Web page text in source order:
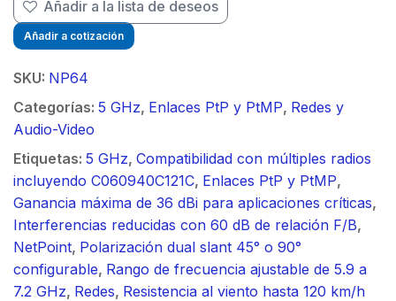
Añadir a la lista de deseos
Añadir a cotización
SKU: NP64
Categorías: 5 GHz, Enlaces PtP y PtMP, Redes y
Audio-Video
Etiquetas: 5 GHz, Compatibilidad con múltiples radios
incluyendo C060940C121C, Enlaces PtP y PtMP,
Ganancia máxima de 36 dBi para aplicaciones críticas,
Interferencias reducidas con 60 dB de relación F/B,
NetPoint, Polarización dual slant 45° o 90°
configurable, Rango de frecuencia ajustable de 5.9 a
7.2 GHz, Redes, Resistencia al viento hasta 120 km/h